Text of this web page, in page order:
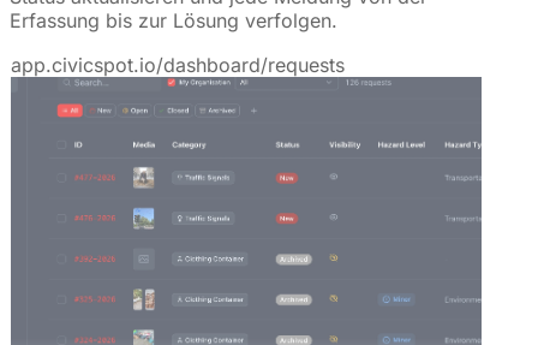
Erfassung bis zur Lösung verfolgen.
app.civicspot.io/dashboard/requests